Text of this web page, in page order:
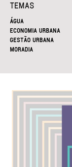
TEMAS
ÁGUA
ECONOMIA URBANA
GESTÃO URBANA
MORADIA